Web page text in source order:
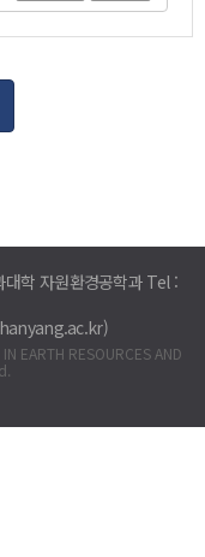
학 자원환경공학과 Tel :
EARTH RESOURCES AND